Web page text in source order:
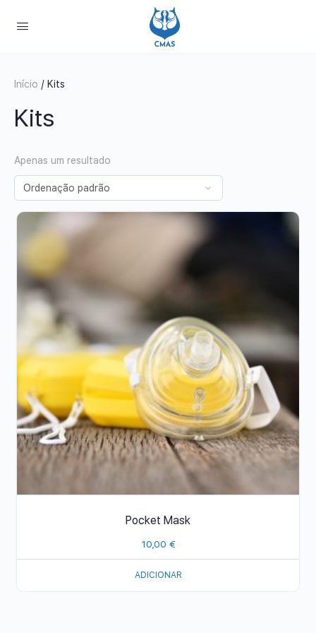
Início / Kits
Kits
Apenas um resultado
Pocket Mask
10,00 €
ADICIONAR